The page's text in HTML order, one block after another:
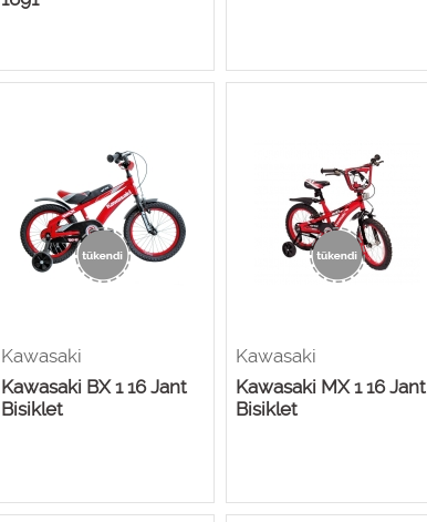
Kawasaki
Kawasaki BX 1 16 Jant
Bisiklet
Kawasaki
Kawasaki MX 1 16 Jant
Bisiklet